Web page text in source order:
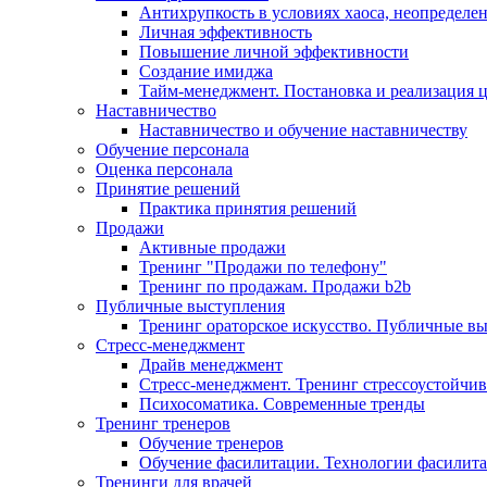
Антихрупкость в условиях хаоса,
Личная эффективность
Повышение личной эффективности
Создание имиджа
Тайм-менеджмент. Постановка и реализация
Наставничество
Наставничество и обучение наставничеству
Обучение персонала
Оценка персонала
Принятие решений
Практика принятия решений
Продажи
Активные продажи
Тренинг "Продажи по телефону"
Тренинг по продажам. Продажи b2b
Публичные выступления
Тренинг ораторское искусство. Публичные
Стресс-менеджмент
Драйв менеджмент
Стресс-менеджмент. Тренинг
Психосоматика. Современные тренды
Тренинг тренеров
Обучение тренеров
Обучение фасилитации. Технологии
Тренинги для врачей